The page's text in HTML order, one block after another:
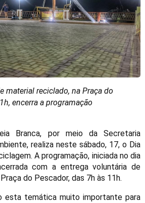
material reciclado, na Praça do
encerra a programação
Branca, por meio da Secretaria
realiza neste sábado, 17, o Dia
A programação, iniciada no dia
com a entrega voluntária de
do Pescador, das 7h às 11h.
esta temática muito importante para